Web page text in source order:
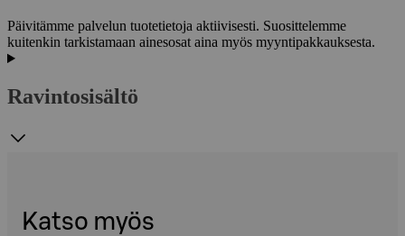
Päivitämme palvelun tuotetietoja aktiivisesti. Suosittelemme
kuitenkin tarkistamaan ainesosat aina myös myyntipakkauksesta.
Ravintosisältö
Katso myös